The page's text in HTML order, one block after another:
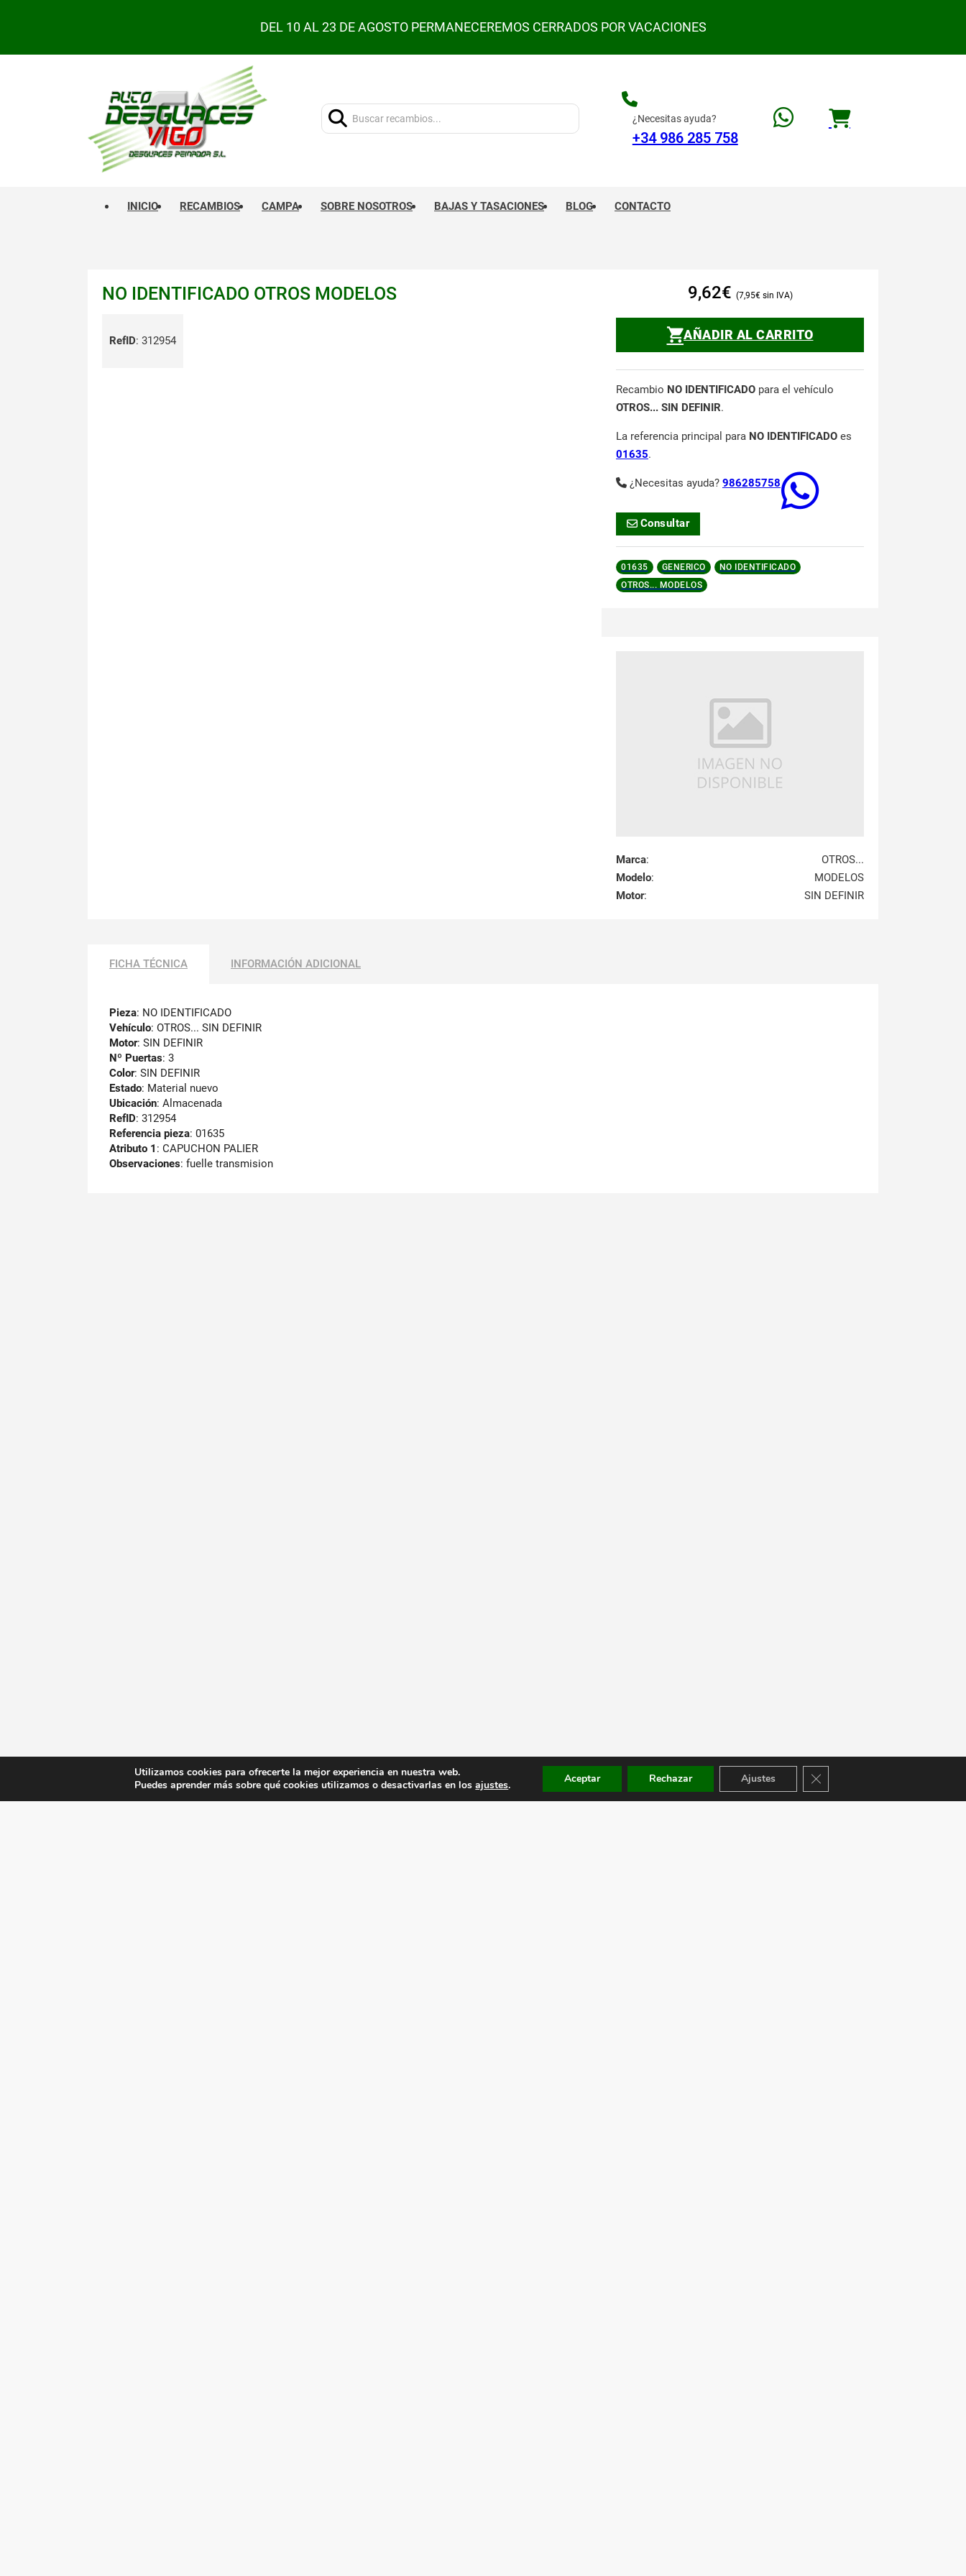
DEL 10 AL 23 DE AGOSTO PERMANECEREMOS CERRADOS POR VACACIONES
Buscar:
¿Necesitas ayuda?
+34 986 285 758
INICIO RECAMBIOS CAMPA SOBRE NOSOTROS BAJAS Y TASACIONES BLOG CONTACTO
NO IDENTIFICADO OTROS MODELOS
RefID: 312954
9,62€ 7,95€
AÑADIR AL CARRITO
Recambio NO IDENTIFICADO para el vehículo
OTROS... SIN DEFINIR.
La referencia principal para NO IDENTIFICADO es
01635.
¿Necesitas ayuda? 986285758
Consultar
01635 GENERICO
NO IDENTIFICADO
OTROS... MODELOS
Marca:
OTROS...
Modelo:
MODELOS
Motor: SIN DEFINIR
FICHA TÉCNICA INFORMACIÓN ADICIONAL
Pieza: NO IDENTIFICADO
Vehículo: OTROS... SIN DEFINIR
Motor: SIN DEFINIR
Nº Puertas: 3
Color: SIN DEFINIR
Estado: Material nuevo
Ubicación: Almacenada
RefID: 312954
Referencia pieza: 01635
Atributo 1 : CAPUCHON PALIER
Observaciones: fuelle transmision
Utilizamos cookies para ofrecerte la mejor experiencia en nuestra web.
Puedes aprender más sobre qué cookies utilizamos o desactivarlas en losajustes. Aceptar Rechazar Ajustes Cerrar el banner de cookies RGPD